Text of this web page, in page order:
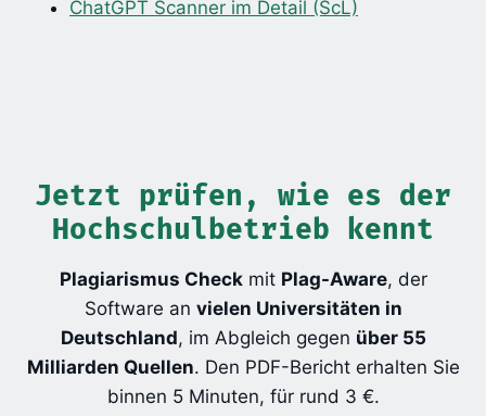
ChatGPT Scanner im Detail (ScL)
Jetzt prüfen, wie es der
Hochschulbetrieb kennt
Plagiarismus Checkmit Plag-Aware, der
Software an vielen Universitäten in
Deutschland, im Abgleich gegen über 55
Milliarden Quellen. Den PDF-Bericht erhalten Sie
binnen 5 Minuten, für rund 3 €.